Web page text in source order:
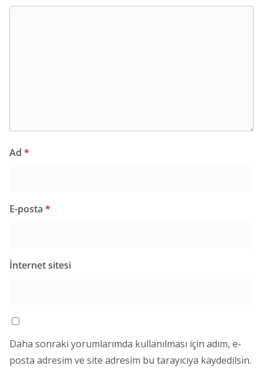
Ad *
E-posta *
İnternet sitesi
Daha sonraki yorumlarımda kullanılması için adım, e-
posta adresim ve site adresim bu tarayıcıya kaydedilsin.